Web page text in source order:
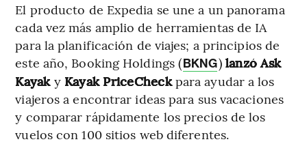
El producto de Expedia se une a un panorama
cada vez más amplio de herramientas de IA
para la planificación de viajes; a principios de
este año, Booking Holdings (BKNG)lanzó Ask
Kayaky Kayak PriceCheckpara ayudar a los
viajeros a encontrar ideas para sus vacaciones
y comparar rápidamente los precios de los
vuelos con 100 sitios web diferentes.